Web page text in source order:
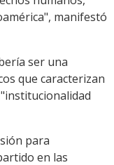
manifestó
ser una
que caracterizan
para
en las